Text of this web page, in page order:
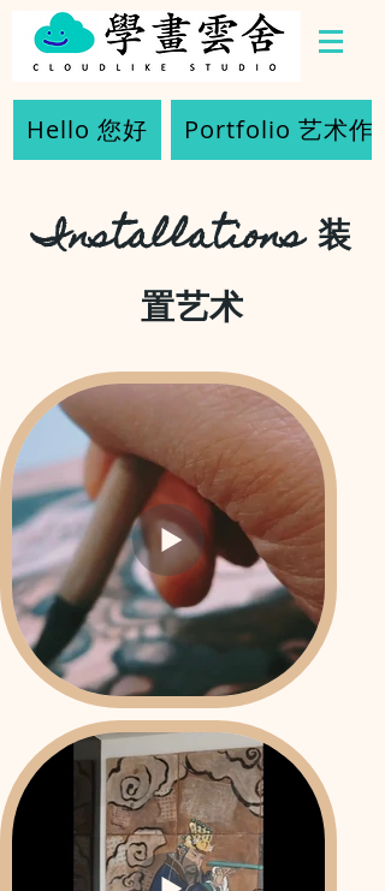
Hello 您好 Portfolio 艺术作品
Installations装
置艺术